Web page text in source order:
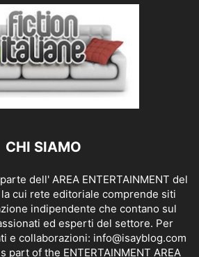
CHI SIAMO
dell' AREA ENTERTAINMENT del
cui rete editoriale comprende siti
indipendente che contano sul
ed esperti del settore. Per
e collaborazioni: info@isayblog.com
part of the ENTERTAINMENT AREA